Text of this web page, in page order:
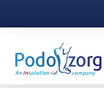
Voetklachten
Podotherapie